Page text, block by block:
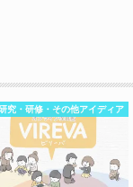
究・研修・その他アイディア